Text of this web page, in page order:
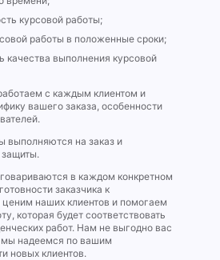
курсовой работы;
работы в положенные сроки;
качества выполнения курсовой
с каждым клиентом и
вашего заказа, особенности
выполняются на заказ и
в каждом конкретном
заказчика к
наших клиентов и помогаем
которая будет соответствовать
работ. Нам не выгодно вас
мы надеемся по вашим
новых клиентов.